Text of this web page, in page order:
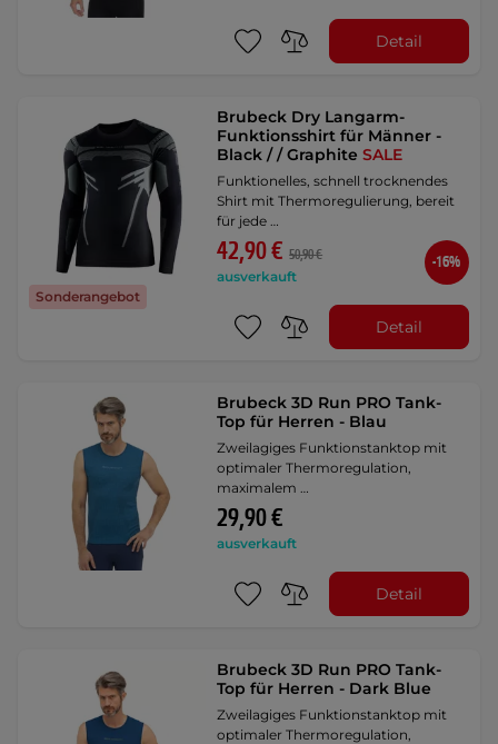
Detail
Sonderangebot
Brubeck Dry Langarm-
Funktionsshirt für Männer -
Black / / GraphiteSALE
Funktionelles, schnell trocknendes
Shirt mit Thermoregulierung, bereit
für jede …
42,90 € 50,90 €
ausverkauft
-16%
Detail
Brubeck 3D Run PRO Tank-
Top für Herren - Blau
Zweilagiges Funktionstanktop mit
optimaler Thermoregulation,
maximalem …
29,90 €
ausverkauft
Detail
Brubeck 3D Run PRO Tank-
Top für Herren - Dark Blue
Zweilagiges Funktionstanktop mit
optimaler Thermoregulation,